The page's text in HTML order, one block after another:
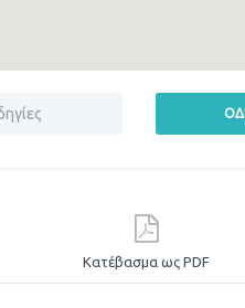
Κατέβασμα ως PDF